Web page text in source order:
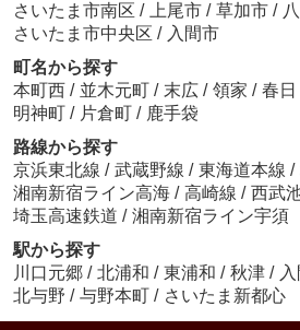
さいたま市南区 / 上尾市 / 草加市 /
さいたま市中央区 / 入間市
町名から探す
本町西 / 並木元町 / 末広 / 領家 / 春日
明神町 / 片倉町 / 鹿手袋
路線から探す
京浜東北線 / 武蔵野線 / 東海道本線 /
湘南新宿ライン高海 / 高崎線 / 西武
埼玉高速鉄道 / 湘南新宿ライン宇須
駅から探す
川口元郷 / 北浦和 / 東浦和 / 秋津 /
北与野 / 与野本町 / さいたま新都心